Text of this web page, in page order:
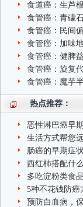
食道癌：生芦
食管癌：青礞
食管癌：民间
食管癌：加味
食管癌：健脾
食管癌：旋复
食管癌：魔芋
热点推荐：
恶性淋巴癌早
生活方式帮您
肠癌的早期症
西红柿搭配什
多吃淀粉类食
5种不花钱防癌
预防白血病，